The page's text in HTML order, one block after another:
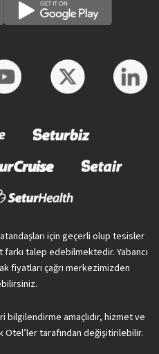
için geçerli olup tesisler
talep edebilmektedir. Yabancı
fiyatları çağrı merkezimizden
amaçlıdır, hizmet ve
tarafından değişitirilebilir.